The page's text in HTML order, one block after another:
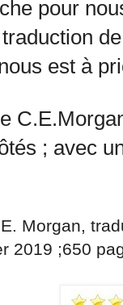
pour
est à
; avec
Morgan,
2019 ;650